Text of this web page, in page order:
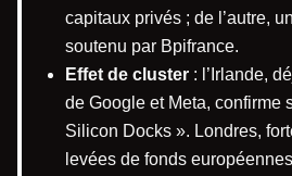
capitaux privés ; de l’autre,
soutenu par Bpifrance.
Effet de cluster : l’Irlande,
de Google et Meta, confirme
Silicon Docks ». Londres,
levées de fonds